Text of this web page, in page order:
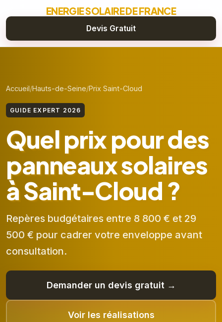
ENERGIE SOLAIRE DE FRANCE
Devis Gratuit
Accueil Hauts-de-Seine Prix Saint-Cloud
GUIDE EXPERT 2026
Quel prix pour des
panneaux solaires
à Saint-Cloud ?
Repères budgétaires entre 8 800 € et 29
500 € pour cadrer votre enveloppe avant
consultation.
Demander un devis gratuit →
Voir les réalisations